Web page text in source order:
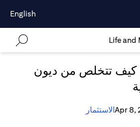
English
تتخلص من ديون
Apr 8,الاستثمار